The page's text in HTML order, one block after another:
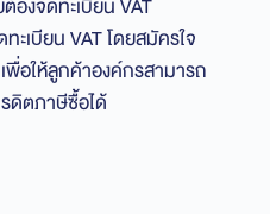
งจดทะเบียน VAT
ะเบียน VAT โดยสมัครใจ
พื่อให้ลูกค้าองค์กรสามารถ
ดิตภาษีซื้อได้